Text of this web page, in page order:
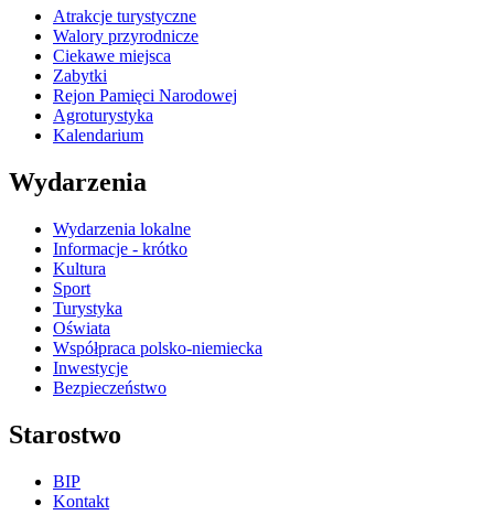
Atrakcje turystyczne
Walory przyrodnicze
Ciekawe miejsca
Zabytki
Rejon Pamięci Narodowej
Agroturystyka
Kalendarium
Wydarzenia
Wydarzenia lokalne
Informacje - krótko
Kultura
Sport
Turystyka
Oświata
Współpraca polsko-niemiecka
Inwestycje
Bezpieczeństwo
Starostwo
BIP
Kontakt